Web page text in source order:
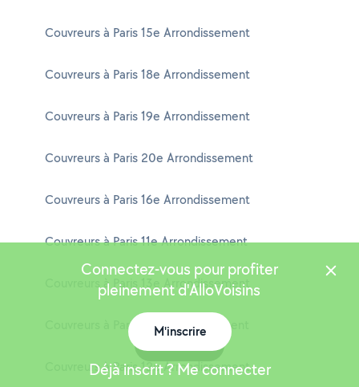
Couvreurs à Paris 15e Arrondissement
Couvreurs à Paris 18e Arrondissement
Couvreurs à Paris 19e Arrondissement
Couvreurs à Paris 20e Arrondissement
Couvreurs à Paris 16e Arrondissement
Couvreurs à Paris 11e Arrondissement
Couvreurs à Paris 13e Arrondissement
Couvreurs à Paris 17e Arrondissement
Couvreurs à Paris 12e Arrondissement
Connectez-vous pour profiter
pleinement d'AlloVoisins
M'inscrire
Déjà inscrit ? Me connecter